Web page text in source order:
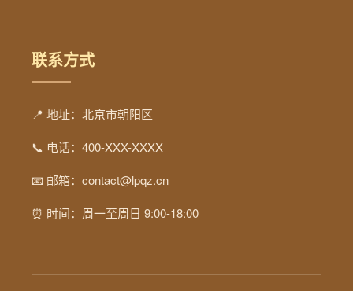
联系方式
📍 地址：北京市朝阳区
📞 电话：400-XXX-XXXX
📧 邮箱：contact@lpqz.cn
⏰ 时间：周一至周日 9:00-18:00